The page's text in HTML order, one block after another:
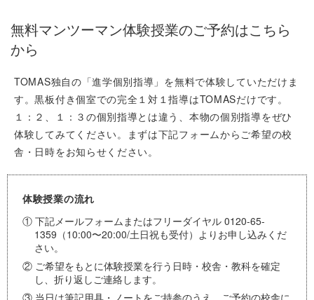
無料マンツーマン体験授業のご予約はこちら
から
TOMAS独自の「進学個別指導」を無料で体験していただけま
す。黒板付き個室での完全１対１指導はTOMASだけです。
１：２、１：３の個別指導とは違う、本物の個別指導をぜひ
体験してみてください。まずは下記フォームからご希望の校
舎・日時をお知らせください。
体験授業の流れ
① 下記メールフォームまたはフリーダイヤル 0120-65-
1359（10:00〜20:00/土日祝も受付）よりお申し込みくだ
さい。
② ご希望をもとに体験授業を行う日時・校舎・教科を確定
し、折り返しご連絡します。
③ 当日は筆記用具・ノートをご持参のうえ、ご予約の校舎に